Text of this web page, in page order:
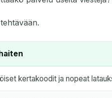
kertakoodit ja nopeat